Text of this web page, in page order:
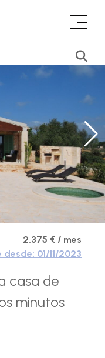
2.375 € / mes
desde: 01/11/2023
casa de
minutos